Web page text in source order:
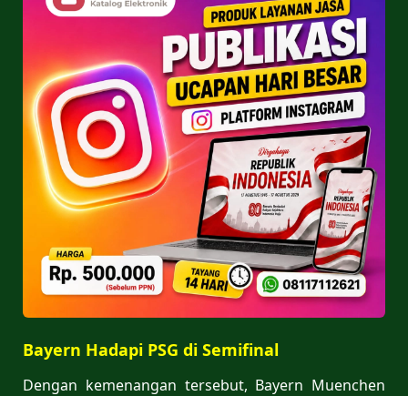
Bayern Hadapi PSG di Semifinal
Dengan kemenangan tersebut, Bayern Muenchen